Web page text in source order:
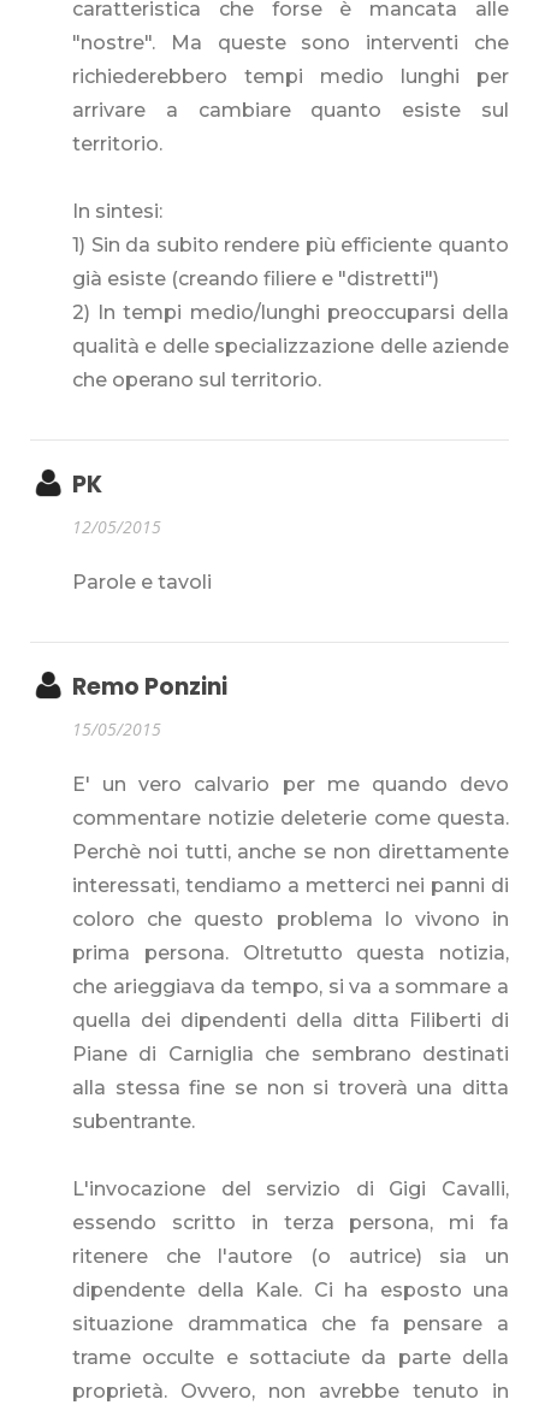
caratteristica che forse è mancata alle
"nostre". Ma queste sono interventi che
richiederebbero tempi medio lunghi per
arrivare a cambiare quanto esiste sul
territorio.
In sintesi:
1) Sin da subito rendere più efficiente quanto
già esiste (creando filiere e "distretti")
2) In tempi medio/lunghi preoccuparsi della
qualità e delle specializzazione delle aziende
che operano sul territorio.
PK
12/05/2015
Parole e tavoli
Remo Ponzini
15/05/2015
E' un vero calvario per me quando devo
commentare notizie deleterie come questa.
Perchè noi tutti, anche se non direttamente
interessati, tendiamo a metterci nei panni di
coloro che questo problema lo vivono in
prima persona. Oltretutto questa notizia,
che arieggiava da tempo, si va a sommare a
quella dei dipendenti della ditta Filiberti di
Piane di Carniglia che sembrano destinati
alla stessa fine se non si troverà una ditta
subentrante.
L'invocazione del servizio di Gigi Cavalli,
essendo scritto in terza persona, mi fa
ritenere che l'autore (o autrice) sia un
dipendente della Kale. Ci ha esposto una
situazione drammatica che fa pensare a
trame occulte e sottaciute da parte della
proprietà. Ovvero, non avrebbe tenuto in